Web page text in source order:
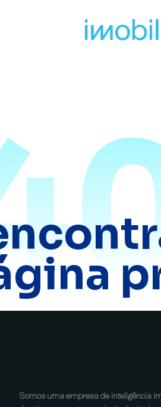
Somos uma empresa de inteligência